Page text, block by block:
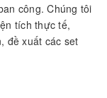
công. Chúng tôi
tích thực tế,
đề xuất các set